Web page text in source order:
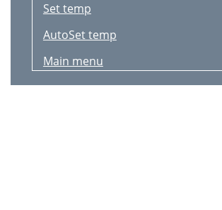
Set temp
AutoSet temp
Main menu
Menu structure